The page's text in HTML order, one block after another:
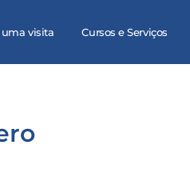
visita Cursos e Serviços